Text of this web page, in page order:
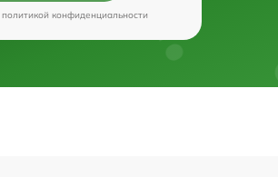
политикой конфиденциальности